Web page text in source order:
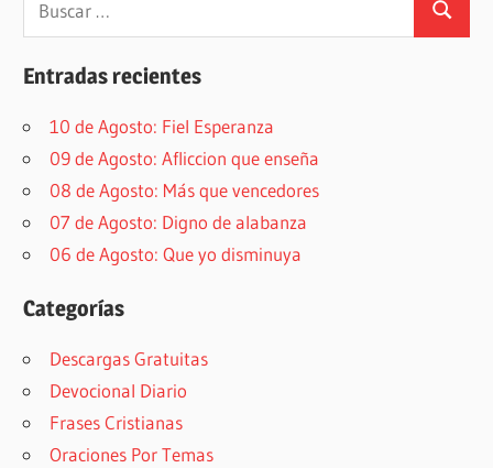
Buscar
Entradas recientes
10 de Agosto: Fiel Esperanza
09 de Agosto: Afliccion que enseña
08 de Agosto: Más que vencedores
07 de Agosto: Digno de alabanza
06 de Agosto: Que yo disminuya
Categorías
Descargas Gratuitas
Devocional Diario
Frases Cristianas
Oraciones Por Temas